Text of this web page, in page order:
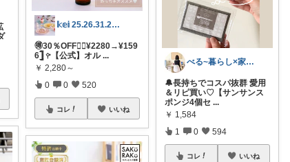
𝕜𝕖𝕚 25.26.31.2日💓
🉐30％OFF❤️‍🔥¥2280→¥159
6𓊉 𖧤【公式】オル ...
￥ 2,280～
0 0 520
コレ いいね
べる~暮らし×家事をラクに快適に
🔔長持ちでコスパ抜群 愛用
＆リピ買い♡【サンサンス
ポンジ4個セ ...
￥ 1,584
1 0 594
コレ いいね